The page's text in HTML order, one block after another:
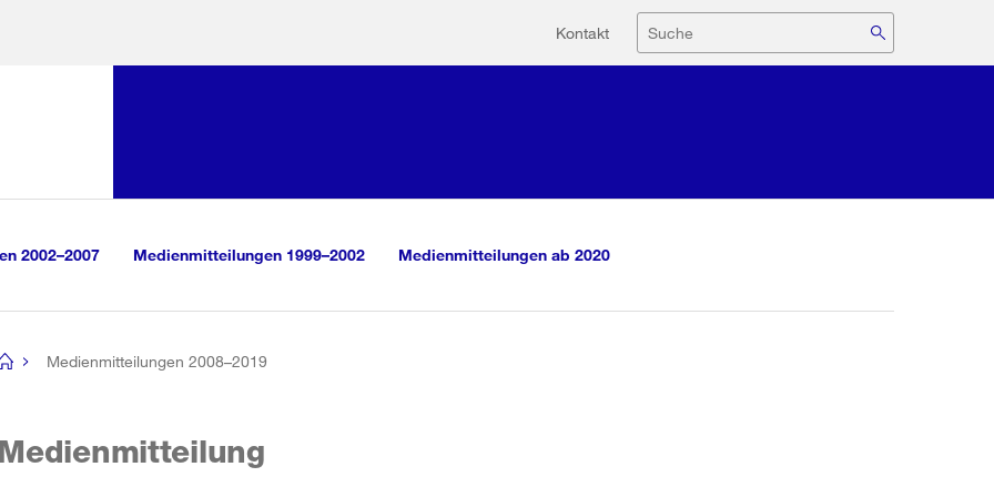
Hilfsnavigation
Kontakt Suche
2002–2007 Medienmitteilungen 1999–2002 Medienmitteilungen ab 2020
Medienmitteilungen 2008–2019